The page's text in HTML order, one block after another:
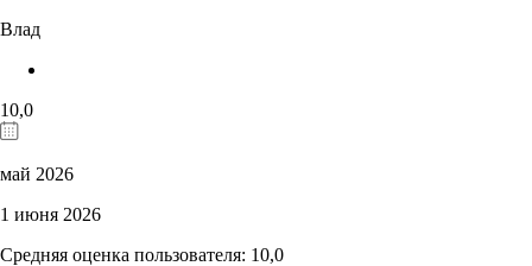
Влад
10,0
май 2026
1 июня 2026
Средняя оценка пользователя: 10,0